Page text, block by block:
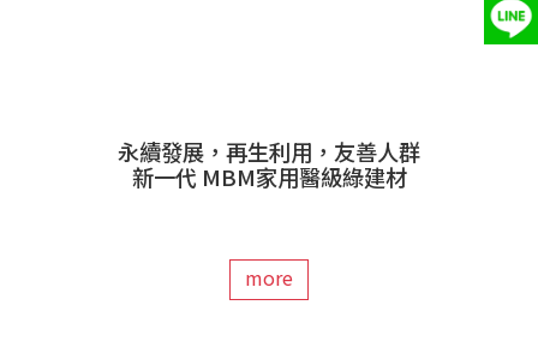
永續發展，再生利用，友善人群
新一代 MBM家用醫級綠建材
more